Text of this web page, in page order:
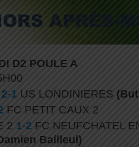
D2 POULE A
2-1 US LONDINIERES
FC PETIT CAUX 2
2 1-2 FC NEUFCHATEL
Bailleul)